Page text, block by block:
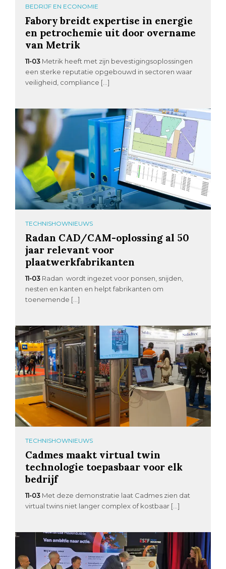
BEDRIJF EN ECONOMIE
Fabory breidt expertise in energie
en petrochemie uit door overname
van Metrik
11-03 Metrik heeft met zijn bevestigingsoplossingen
een sterke reputatie opgebouwd in sectoren waar
veiligheid, compliance […]
TECHNISHOWNIEUWS
Radan CAD/CAM-oplossing al 50
jaar relevant voor
plaatwerkfabrikanten
11-03 Radan wordt ingezet voor ponsen, snijden,
nesten en kanten en helpt fabrikanten om
toenemende […]
TECHNISHOWNIEUWS
Cadmes maakt virtual twin
technologie toepasbaar voor elk
bedrijf
11-03 Met deze demonstratie laat Cadmes zien dat
virtual twins niet langer complex of kostbaar […]